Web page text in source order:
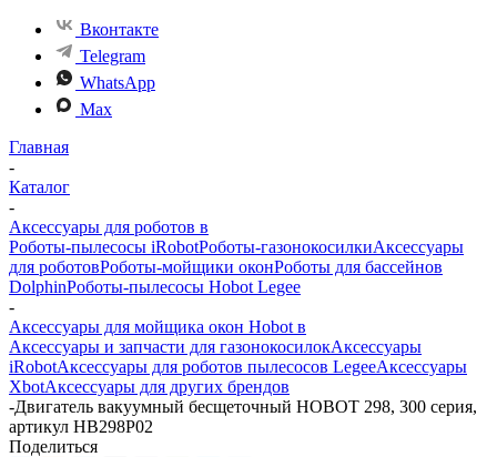
Вконтакте
Telegram
WhatsApp
Max
Главная
-
Каталог
-
Аксессуары для роботов в
Роботы-пылесосы iRobotРоботы-газонокосилкиАксессуары
для роботовРоботы-мойщики оконРоботы для бассейнов
DolphinРоботы-пылесосы Hobot Legee
-
Аксессуары для мойщика окон Hobot в
Аксессуары и запчасти для газонокосилокАксессуары
iRobotАксессуары для роботов пылесосов LegeeАксессуары
XbotАксессуары для других брендов
-Двигатель вакуумный бесщеточный HOBOT 298, 300 серия,
артикул HB298P02
Поделиться